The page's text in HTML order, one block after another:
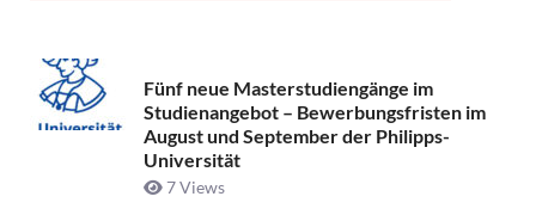
Fünf neue Masterstudiengänge im
Studienangebot – Bewerbungsfristen im
August und September der Philipps-
Universität
7 Views